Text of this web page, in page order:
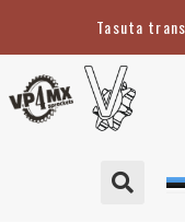
content
Tasuta